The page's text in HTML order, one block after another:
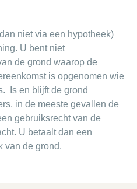
niet via een hypotheek)
U bent niet
de grond waarop de
is opgenomen wie
Is en blijft de grond
in de meeste gevallen de
gebruiksrecht van de
U betaalt dan een
van de grond.